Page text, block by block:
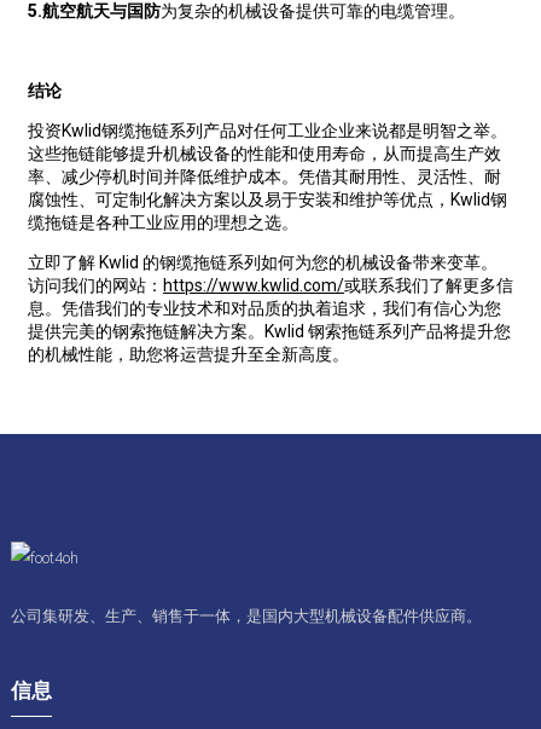
5.航空航天与国防为复杂的机械设备提供可靠的电缆管理。
结论
投资Kwlid钢缆拖链系列产品对任何工业企业来说都是明智之举。
这些拖链能够提升机械设备的性能和使用寿命，从而提高生产效
率、减少停机时间并降低维护成本。凭借其耐用性、灵活性、耐
腐蚀性、可定制化解决方案以及易于安装和维护等优点，Kwlid钢
缆拖链是各种工业应用的理想之选。
立即了解 Kwlid 的钢缆拖链系列如何为您的机械设备带来变革。
访问我们的网站： https://www.kwlid.com/或联系我们了解更多信
息。凭借我们的专业技术和对品质的执着追求，我们有信心为您
提供完美的钢索拖链解决方案。Kwlid 钢索拖链系列产品将提升您
的机械性能，助您将运营提升至全新高度。
公司集研发、生产、销售于一体，是国内大型机械设备配件供应商。
信息